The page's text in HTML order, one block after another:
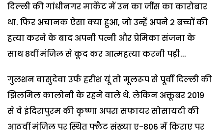
दिल्ली की गांधीनगर मार्केट में उन का जींस का कारोबार
था. फिर अचानक ऐसा क्या हुआ, जो उन्हें अपने 2 बच्चों की
हत्या करने के बाद अपनी पत्नी और प्रेमिका संजना के
साथ 8वीं मंजिल से कूद कर आत्महत्या करनी पड़ी...
गुलशन वासुदेवा उर्फ हरीश यूं तो मूलरूप से पूर्वी दिल्ली की
झिलमिल कालोनी के रहने वाले थे. लेकिन अक्तूबर 2019
से वे इंदिरापुरम की कृष्णा अपरा सफायर सोसायटी की
आठवीं मंजिल पर स्थित फ्लैट संख्या ए-806 में किराए पर